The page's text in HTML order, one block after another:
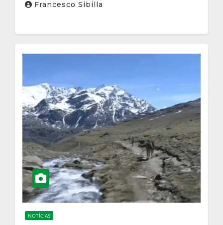
eleitos
Francesco Sibilla
NOTÍCIAS